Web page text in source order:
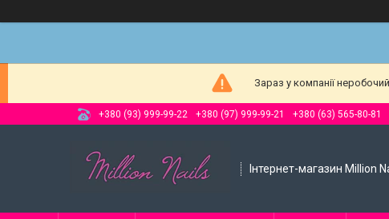
Зараз у компанії
+380 (93) 999-99-22 +380 (97) 999-99-21 +380 (63) 565-80-81
Інтернет-магазин Million